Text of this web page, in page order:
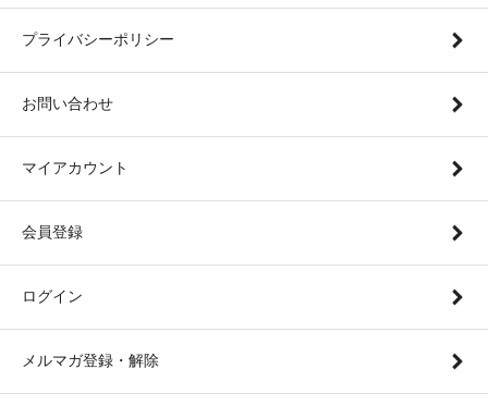
プライバシーポリシー
お問い合わせ
マイアカウント
会員登録
ログイン
メルマガ登録・解除